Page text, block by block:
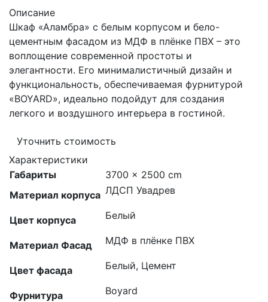
Описание
Шкаф «Аламбра» с белым корпусом и бело-
цементным фасадом из МДФ в плёнке ПВХ – это
воплощение современной простоты и
элегантности. Его минималистичный дизайн и
функциональность, обеспечиваемая фурнитурой
«BOYARD», идеально подойдут для создания
легкого и воздушного интерьера в гостиной.
Уточнить стоимость
Характеристики
Габариты
3700 × 2500 cm
Материал корпуса ЛДСП Увадрев
Цвет корпуса Белый
Материал Фасад МДФ в плёнке ПВХ
Цвет фасада Белый, Цемент
Фурнитура Boyard